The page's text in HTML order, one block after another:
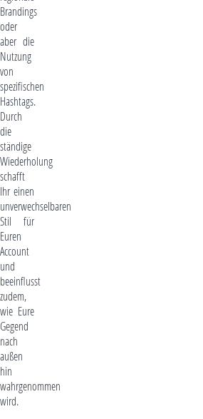
Brandings
oder
aber die
Nutzung
von
spezifischen
Hashtags.
Durch
die
ständige
Wiederholung
schafft
Ihr einen
unverwechselbaren
Stil für
Euren
Account
und
beeinflusst
zudem,
wie Eure
Gegend
nach
außen
hin
wahrgenommen
wird.